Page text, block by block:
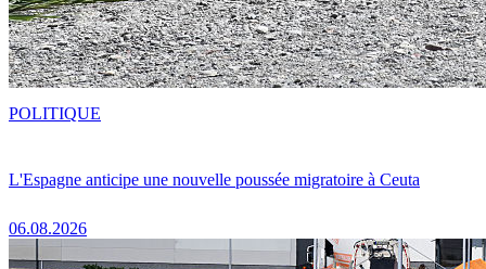
L'Espagne anticipe une nouvelle poussée migratoire à Ceuta
06.08.2026
POLITIQUE